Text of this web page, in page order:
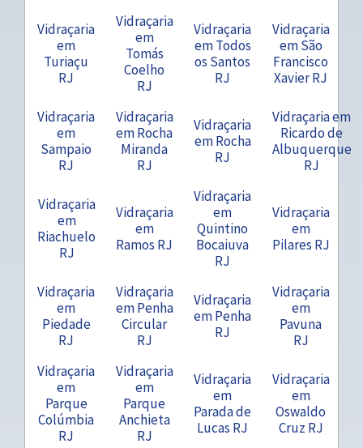
Vidraçaria
em
Turiaçu
RJ
Vidraçaria
em
Tomás
Coelho
RJ
Vidraçaria
em Todos
os Santos
RJ
Vidraçaria
em São
Francisco
Xavier RJ
Vidraçaria
em
Sampaio
RJ
Vidraçaria
em Rocha
Miranda
RJ
Vidraçaria
em Rocha
RJ
Vidraçaria em
Ricardo de
Albuquerque
RJ
Vidraçaria
em
Riachuelo
RJ
Vidraçaria
em
Ramos RJ
Vidraçaria
em
Quintino
Bocaiuva
RJ
Vidraçaria
em
Pilares RJ
Vidraçaria
em
Piedade
RJ
Vidraçaria
em Penha
Circular
RJ
Vidraçaria
em Penha
RJ
Vidraçaria
em
Pavuna
RJ
Vidraçaria
em
Parque
Colúmbia
RJ
Vidraçaria
em
Parque
Anchieta
RJ
Vidraçaria
em
Parada de
Lucas RJ
Vidraçaria
em
Oswaldo
Cruz RJ